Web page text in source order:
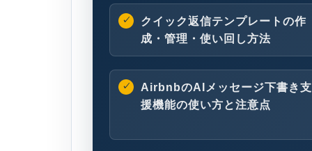
クイック返信テンプレートの作
成・管理・使い回し方法
AirbnbのAIメッセージ下書き支
援機能の使い方と注意点